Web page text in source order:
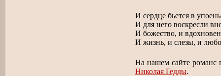
И сердце бьется в
И для него воскресли
И божество, и
И жизнь, и слезы, и
На нашем сайте романс
Николая Гедды.